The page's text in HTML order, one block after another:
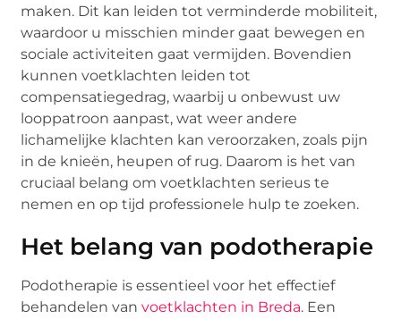
maken. Dit kan leiden tot verminderde mobiliteit,
waardoor u misschien minder gaat bewegen en
sociale activiteiten gaat vermijden. Bovendien
kunnen voetklachten leiden tot
compensatiegedrag, waarbij u onbewust uw
looppatroon aanpast, wat weer andere
lichamelijke klachten kan veroorzaken, zoals pijn
in de knieën, heupen of rug. Daarom is het van
cruciaal belang om voetklachten serieus te
nemen en op tijd professionele hulp te zoeken.
Het belang van podotherapie
Podotherapie is essentieel voor het effectief
behandelen vanvoetklachten in Breda. Een